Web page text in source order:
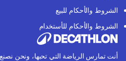
الشروط والأحكام للبيع
الشروط والأحكام للأستخدام
أنت تمارس الرياضة التي تحبها، ونحن